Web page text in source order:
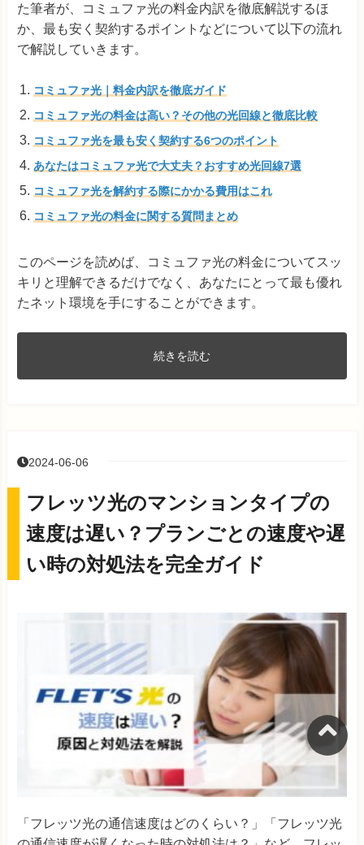
た筆者が、
コミュファ光の料金内訳を徹底解説するほ
か、最も安く契約するポイントなどについて以下の流れ
で解説していきます。
コミュファ光｜料金内訳を徹底ガイド
コミュファ光の料金は高い？その他の光回線と徹底比較
コミュファ光を最も安く契約する6つのポイント
あなたはコミュファ光で大丈夫？おすすめ光回線7選
コミュファ光を解約する際にかかる費用はこれ
コミュファ光の料金に関する質問まとめ
このページを読めば、コミュファ光の料金についてスッ
キリと理解できるだけでなく、あなたにとって最も優れ
たネット環境を手にすることができます。
続きを読む
2024-06-06
フレッツ光のマンションタイプの
速度は遅い？プランごとの速度や遅
い時の対処法を完全ガイド
「フレッツ光の通信速度はどのくらい？」「フレッツ光